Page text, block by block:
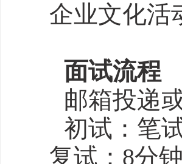
企业文化活
面试流程
邮箱投递
初试：笔
复试：8分